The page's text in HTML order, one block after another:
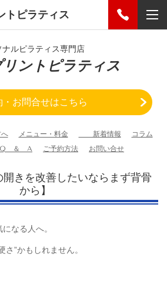
トピラティス
ルピラティス専門店
リントピラティス
・お問合せはこちら
メニュー・料金 新着情報
コラム
Q ＆ A ご予約方法 お問い合せ
開きを改善したいならまず背骨
から】
なる人へ。
”かもしれません。